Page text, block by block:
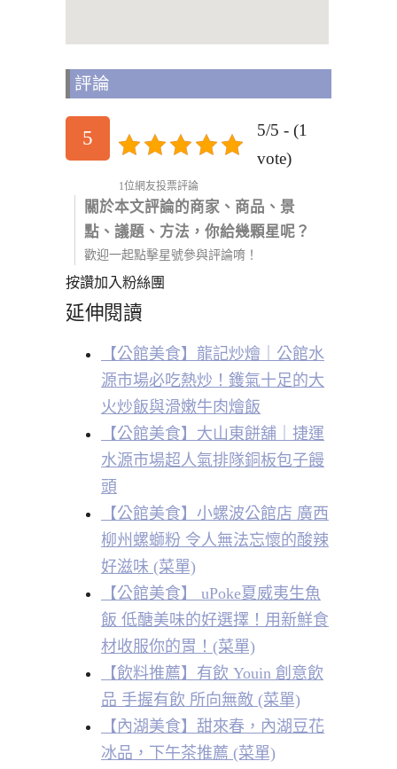
評論
5
5/5 - (1
vote)
1位網友投票評論
關於本文評論的商家、商品、景
點、議題、方法，你給幾顆星呢？
歡迎一起點擊星號參與評論唷！
按讚加入粉絲團
延伸閱讀
【公館美食】龍記炒燴｜公館水
源市場必吃熱炒！鑊氣十足的大
火炒飯與滑嫩牛肉燴飯
【公館美食】大山東餅舖｜捷運
水源市場超人氣排隊銅板包子饅
頭
【公館美食】小螺波公館店 廣西
柳州螺螄粉 令人無法忘懷的酸辣
好滋味 (菜單)
【公館美食】 uPoke夏威夷生魚
飯 低醣美味的好選擇！用新鮮食
材收服你的胃！(菜單)
【飲料推薦】有飲 Youin 創意飲
品 手握有飲 所向無敵 (菜單)
【內湖美食】甜來春，內湖豆花
冰品，下午茶推薦 (菜單)